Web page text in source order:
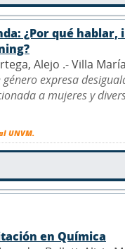
¿Por qué
Alejo .- Villa
expresa
a mujeres y
UNVM.
en Química